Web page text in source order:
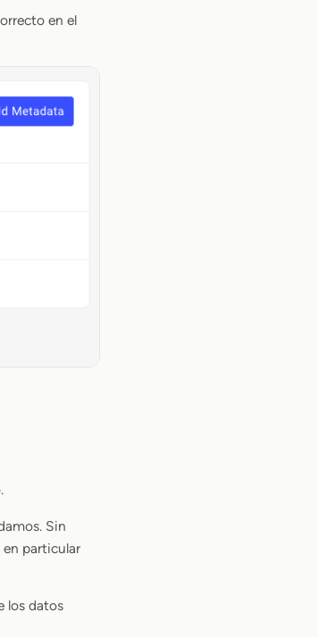
en el
Sin
particular
los datos